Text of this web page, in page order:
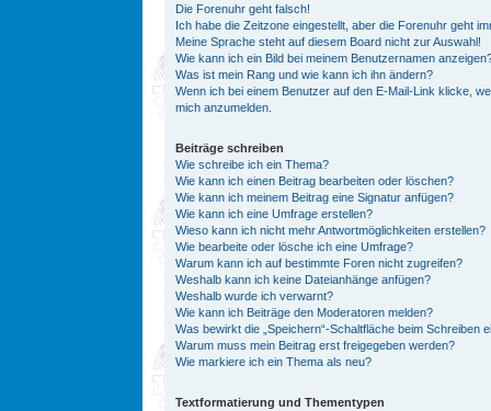
Die Forenuhr geht falsch!
Ich habe die Zeitzone eingestellt, aber die Forenuhr geht
Meine Sprache steht auf diesem Board nicht zur Auswahl!
Wie kann ich ein Bild bei meinem Benutzernamen
Was ist mein Rang und wie kann ich ihn ändern?
Wenn ich bei einem Benutzer auf den E-Mail-Link klicke,
mich anzumelden.
Beiträge schreiben
Wie schreibe ich ein Thema?
Wie kann ich einen Beitrag bearbeiten oder löschen?
Wie kann ich meinem Beitrag eine Signatur anfügen?
Wie kann ich eine Umfrage erstellen?
Wieso kann ich nicht mehr Antwortmöglichkeiten erstellen?
Wie bearbeite oder lösche ich eine Umfrage?
Warum kann ich auf bestimmte Foren nicht zugreifen?
Weshalb kann ich keine Dateianhänge anfügen?
Weshalb wurde ich verwarnt?
Wie kann ich Beiträge den Moderatoren melden?
Was bewirkt die „Speichern“-Schaltfläche beim Schreiben
Warum muss mein Beitrag erst freigegeben werden?
Wie markiere ich ein Thema als neu?
Textformatierung und Thementypen